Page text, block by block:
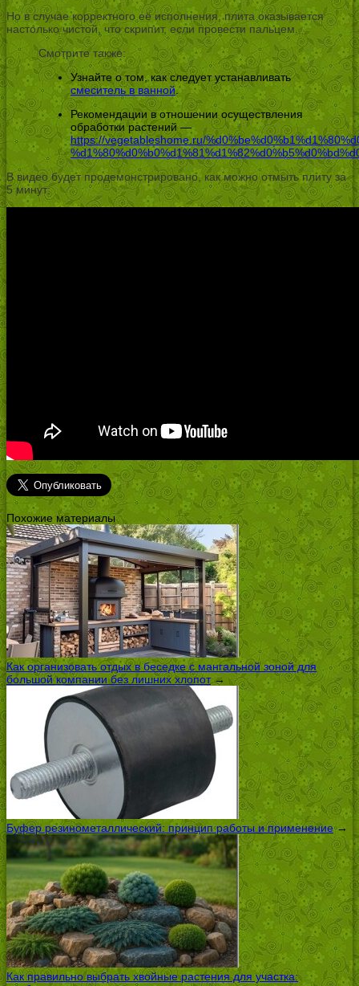
Но в случае корректного её исполнения, плита оказывается
настолько чистой, что скрипит, если провести пальцем.
Смотрите также:
Узнайте о том, как следует устанавливать
смеситель в ванной.
Рекомендации в отношении осуществления
обработки растений —
https://vegetableshome.ru/
В видео будет продемонстрировано, как можно отмыть плиту за
5 минут:
Похожие материалы
Как организовать отдых в беседке с мангальной зоной для
большой компании без лишних хлопот→
Буфер резинометаллический: принцип работы и применение→
Как правильно выбрать хвойные растения для участка: